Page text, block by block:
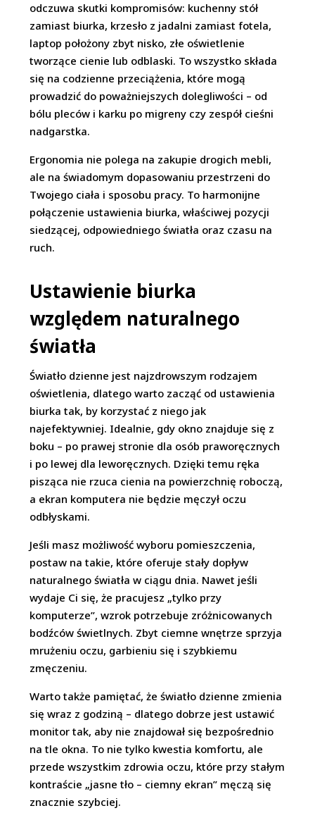
odczuwa skutki kompromisów: kuchenny stół
zamiast biurka, krzesło z jadalni zamiast fotela,
laptop położony zbyt nisko, złe oświetlenie
tworzące cienie lub odblaski. To wszystko składa
się na codzienne przeciążenia, które mogą
prowadzić do poważniejszych dolegliwości – od
bólu pleców i karku po migreny czy zespół cieśni
nadgarstka.
Ergonomia nie polega na zakupie drogich mebli,
ale na świadomym dopasowaniu przestrzeni do
Twojego ciała i sposobu pracy. To harmonijne
połączenie ustawienia biurka, właściwej pozycji
siedzącej, odpowiedniego światła oraz czasu na
ruch.
Ustawienie biurka
względem naturalnego
światła
Światło dzienne jest najzdrowszym rodzajem
oświetlenia, dlatego warto zacząć od ustawienia
biurka tak, by korzystać z niego jak
najefektywniej. Idealnie, gdy okno znajduje się z
boku – po prawej stronie dla osób praworęcznych
i po lewej dla leworęcznych. Dzięki temu ręka
pisząca nie rzuca cienia na powierzchnię roboczą,
a ekran komputera nie będzie męczył oczu
odbłyskami.
Jeśli masz możliwość wyboru pomieszczenia,
postaw na takie, które oferuje stały dopływ
naturalnego światła w ciągu dnia. Nawet jeśli
wydaje Ci się, że pracujesz „tylko przy
komputerze”, wzrok potrzebuje zróżnicowanych
bodźców świetlnych. Zbyt ciemne wnętrze sprzyja
mrużeniu oczu, garbieniu się i szybkiemu
zmęczeniu.
Warto także pamiętać, że światło dzienne zmienia
się wraz z godziną – dlatego dobrze jest ustawić
monitor tak, aby nie znajdował się bezpośrednio
na tle okna. To nie tylko kwestia komfortu, ale
przede wszystkim zdrowia oczu, które przy stałym
kontraście „jasne tło – ciemny ekran” męczą się
znacznie szybciej.